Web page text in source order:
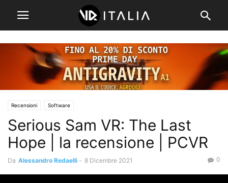
Recensioni Software
Serious Sam VR: The Last
Hope | la recensione | PCVR
Da Alessandro Redaelli - 8 Dicembre 2021 0